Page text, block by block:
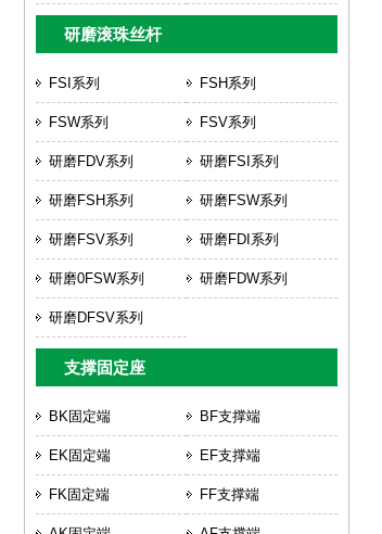
研磨滚珠丝杆
FSI系列 FSH系列
FSW系列 FSV系列
研磨FDV系列 研磨FSI系列
研磨FSH系列 研磨FSW系列
研磨FSV系列 研磨FDI系列
研磨0FSW系列 研磨FDW系列
研磨DFSV系列
支撑固定座
BK固定端 BF支撑端
EK固定端 EF支撑端
FK固定端 FF支撑端